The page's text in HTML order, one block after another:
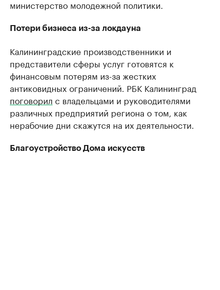
министерство молодежной политики.
Потери бизнеса из-за локдауна
Калининградские производственники и
представители сферы услуг готовятся к
финансовым потерям из-за жестких
антиковидных ограничений. РБК Калининград
поговорил с владельцами и руководителями
различных предприятий региона о том, как
нерабочие дни скажутся на их деятельности.
Благоустройство Дома искусств